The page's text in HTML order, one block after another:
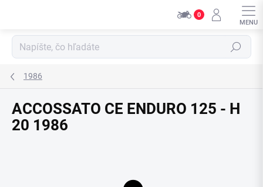
0
Hledat
1986
ACCOSSATO CE ENDURO 125 - H
20 1986